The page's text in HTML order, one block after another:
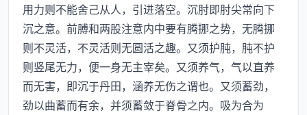
用力则不能舍己从人，引进落空。沉肘即肘尖常向下
沉之意。前膊和两股注意内中要有腾挪之势，无腾挪
则不灵活，不灵活则无圆活之趣。又须护肫，肫不护
则竖尾无力，便一身无主宰矣。又须养气，气以直养
而无害，即沉于丹田，涵养无伤之谓也。又须蓄劲，
劲以曲蓄而有余，并须蓄敛于脊骨之内。吸为合为